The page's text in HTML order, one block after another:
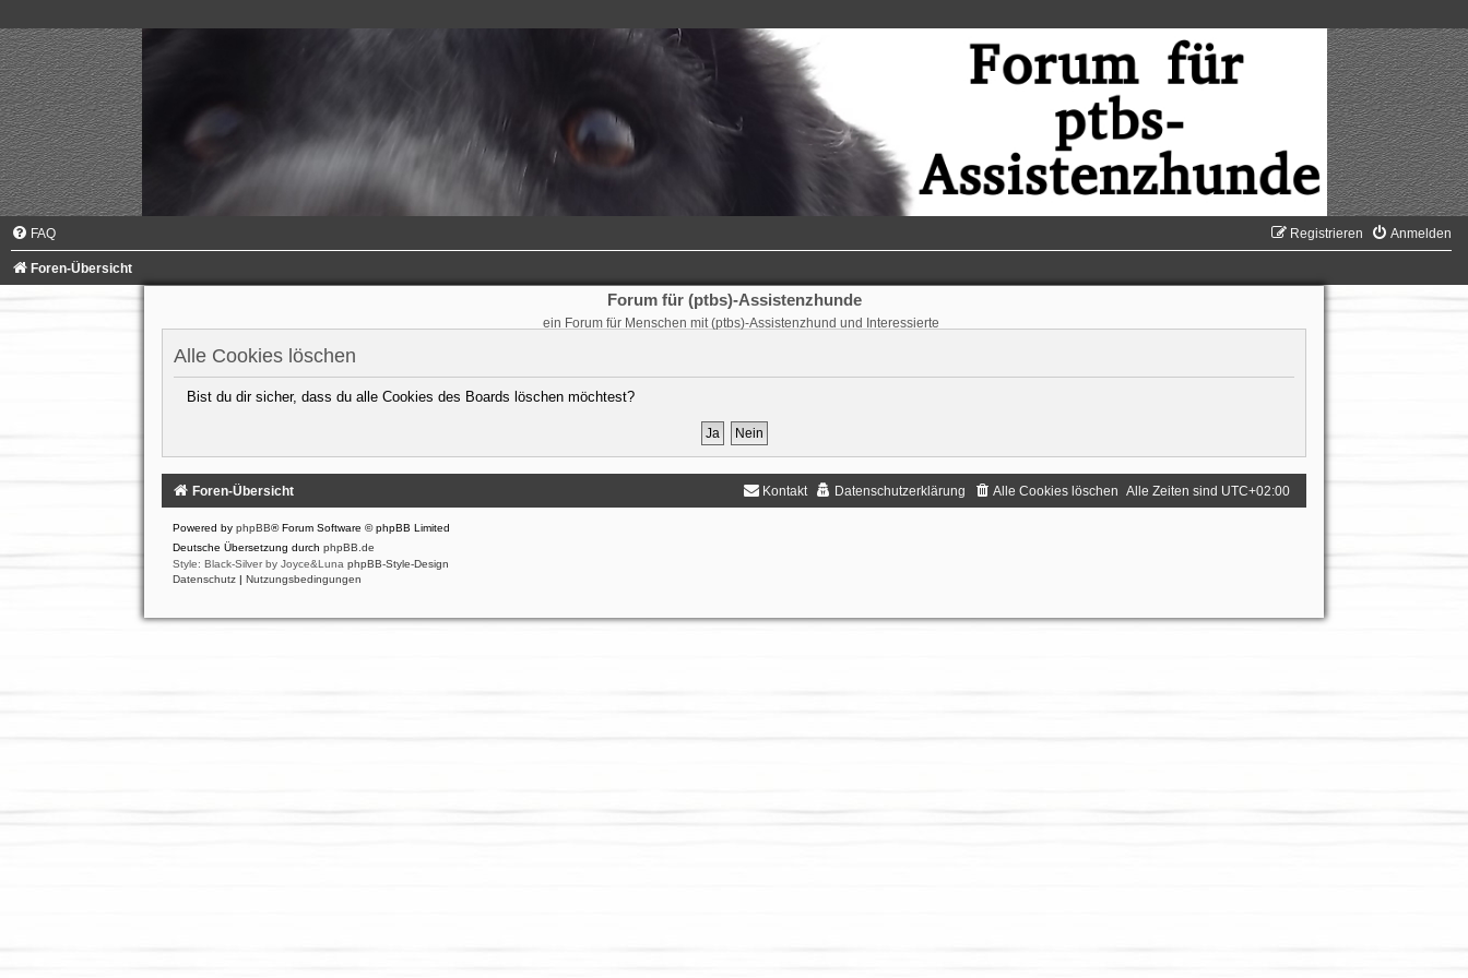
FAQ Anmelden
Registrieren
Foren-Übersicht
Forum für (ptbs)-Assistenzhunde
ein Forum für Menschen mit (ptbs)-Assistenzhund und Interessierte
Alle Cookies löschen
Bist du dir sicher, dass du alle Cookies des Boards löschen möchtest?
Foren-Übersicht Alle Zeiten sind UTC+02:00
Alle Cookies löschen
Datenschutzerklärung
Kontakt
Powered by phpBB® Forum Software © phpBB Limited
Deutsche Übersetzung durch phpBB.de
Style: Black-Silver by Joyce&Luna phpBB-Style-Design
Datenschutz | Nutzungsbedingungen